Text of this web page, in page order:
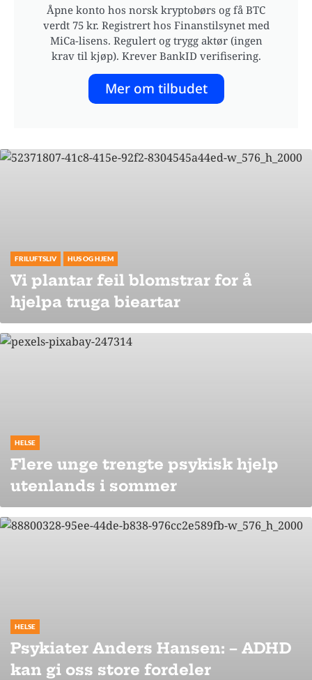
Åpne konto hos norsk kryptobørs og få BTC
verdt 75 kr. Registrert hos Finanstilsynet med
MiCa-lisens. Regulert og trygg aktør (ingen
krav til kjøp). Krever BankID verifisering.
Mer om tilbudet
FRILUFTSLIV HUS OG HJEM
Vi plantar feil blomstrar for å
hjelpa truga bieartar
HELSE
Flere unge trengte psykisk hjelp
utenlands i sommer
HELSE
Psykiater Anders Hansen: – ADHD
kan gi oss store fordeler